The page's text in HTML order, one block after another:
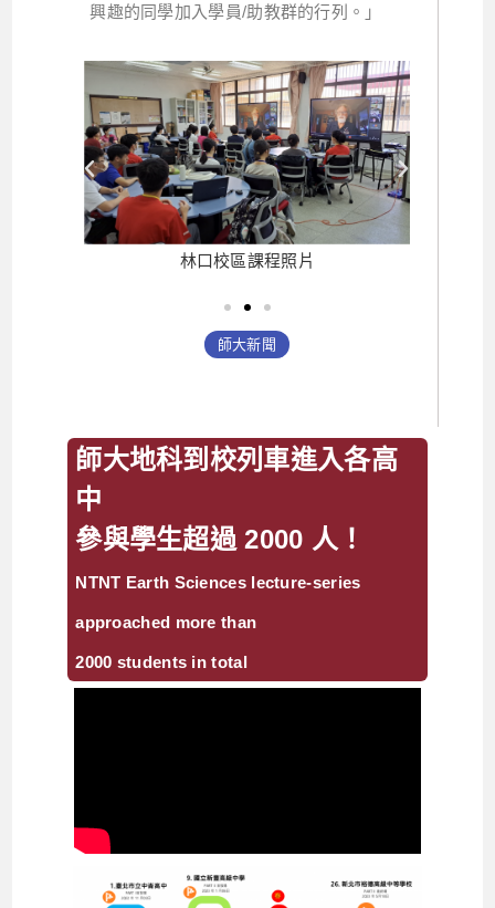
興趣的同學加入學員/助教群的行列。」
林口校區課程照片
師大新聞
師大地科到校列車進入各高
中
參與學生超過 2000 人！
NTNT Earth Sciences lecture-series
approached more than
2000 students in total